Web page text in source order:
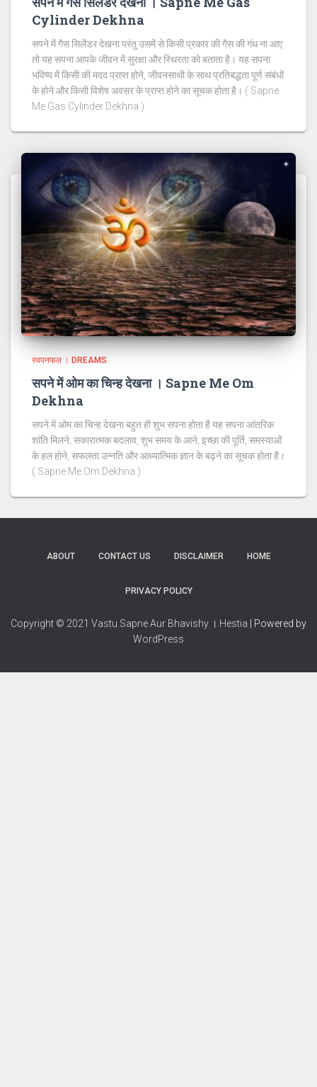
Cylinder Dekhna
सपने में गैस सिलेंडर देखना परंतु उसमें से किसी प्रकार की गैस की गंध ना आए
तो यह सपना आपके जीवन में सुरक्षा और स्थिरता को बताता है। यह सपना
भविष्य में किसी की मदद प्राप्त होने, जीवनसाथी के साथ प्रतिबद्धता पूर्ण संबंधों
के होने और किसी विशेष अवसर के प्राप्त होने का सूचक होता है। ( Sapne
Me Gas Cylinder Dekhna )
स्वपनफल । DREAMS
सपने में ओम का चिन्ह देखना । Sapne Me Om
Dekhna
सपने में ओम का चिन्ह देखना बहुत ही शुभ सपना होता है यह सपना आंतरिक
शांति मिलने, सकारात्मक बदलाव, शुभ समय के आने, इच्छा की पूर्ति, समस्याओं
के हल होने, सफलता उन्नति और आध्यात्मिक ज्ञान के बढ़ने का सूचक होता है।
( Sapne Me Om Dekhna )
ABOUT CONTACT US DISCLAIMER HOME
PRIVACY POLICY
Copyright © 2021 Vastu Sapne Aur Bhavishy । Hestia | Powered by
WordPress